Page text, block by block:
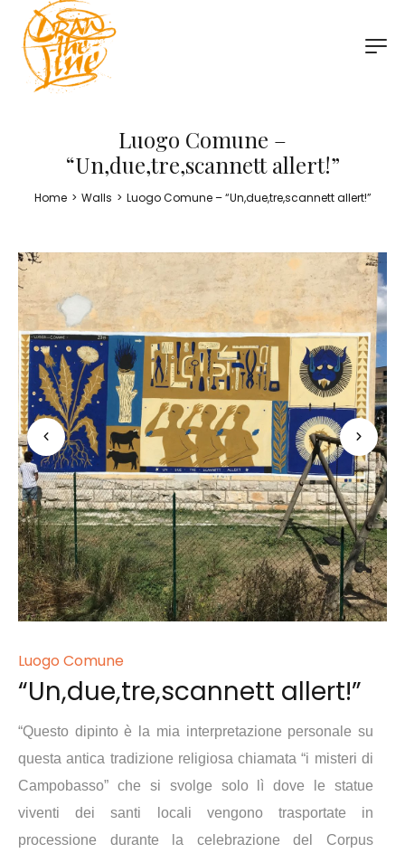
Luogo Comune –
“Un,due,tre,scannett allert!”
Home > Walls > Luogo Comune – “Un,due,tre,scannett allert!”
Luogo Comune
“Un,due,tre,scannett allert!”
“Questo dipinto è la mia interpretazione personale su
questa antica tradizione religiosa chiamata “i misteri di
Campobasso” che si svolge solo lì dove le statue
viventi dei santi locali vengono trasportate in
processione durante la celebrazione del Corpus